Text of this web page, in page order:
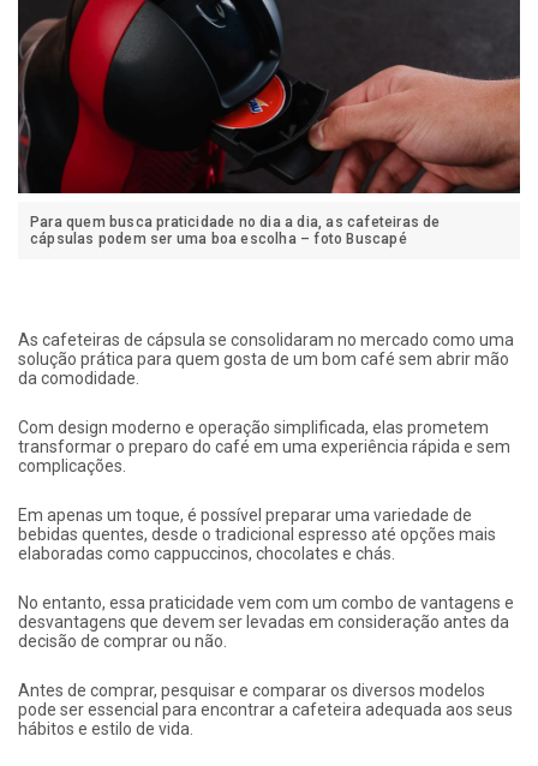
Para quem busca praticidade no dia a dia, as cafeteiras de
cápsulas podem ser uma boa escolha – foto Buscapé
As cafeteiras de cápsula se consolidaram no mercado como uma
solução prática para quem gosta de um bom café sem abrir mão
da comodidade.
Com design moderno e operação simplificada, elas prometem
transformar o preparo do café em uma experiência rápida e sem
complicações.
Em apenas um toque, é possível preparar uma variedade de
bebidas quentes, desde o tradicional espresso até opções mais
elaboradas como cappuccinos, chocolates e chás.
No entanto, essa praticidade vem com um combo de vantagens e
desvantagens que devem ser levadas em consideração antes da
decisão de comprar ou não.
Antes de comprar, pesquisar e comparar os diversos modelos
pode ser essencial para encontrar a cafeteira adequada aos seus
hábitos e estilo de vida.